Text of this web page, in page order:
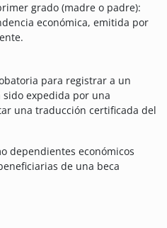
grado (madre o padre):
económica, emitida por
para registrar a un
expedida por una
una traducción certificada del
dependientes económicos
de una beca